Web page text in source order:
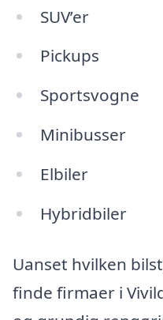
SUV’er
Pickups
Sportsvogne
Minibusser
Elbiler
Hybridbiler
Uanset hvilken
finde firmaer i